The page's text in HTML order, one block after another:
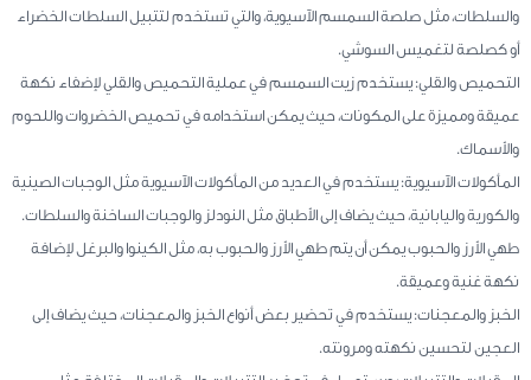
والسلطات، مثل صلصة السمسم الآسيوية، والتي تستخدم لتتبيل السلطات الخضراء
أو كصلصة لتغميس السوشي.
التحميص والقلي: يستخدم زيت السمسم في عملية التحميص والقلي لإضفاء نكهة
عميقة ومميزة على المكونات، حيث يمكن استخدامه في تحميص الخضروات واللحوم
والأسماك.
المأكولات الآسيوية: يستخدم في العديد من المأكولات الآسيوية مثل الوجبات الصينية
والكورية واليابانية، حيث يضاف إلى الأطباق مثل النودلز والوجبات الساخنة والسلطات.
طهي الأرز والحبوب يمكن أن يتم طهي الأرز والحبوب به، مثل الكينوا والبرغل لإضافة
نكهة غنية وعميقة.
الخبز والمعجنات: يستخدم في تحضير بعض أنواع الخبز والمعجنات، حيث يضاف إلى
العجين لتحسين نكهته ومرونته.